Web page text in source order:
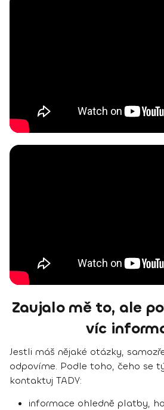
Zaujalo mě to, ale
víc
Jestli máš nějaké otázky,
odpovíme. Podle toho, čeho se
kontaktuj TADY:
informace ohledně platby,